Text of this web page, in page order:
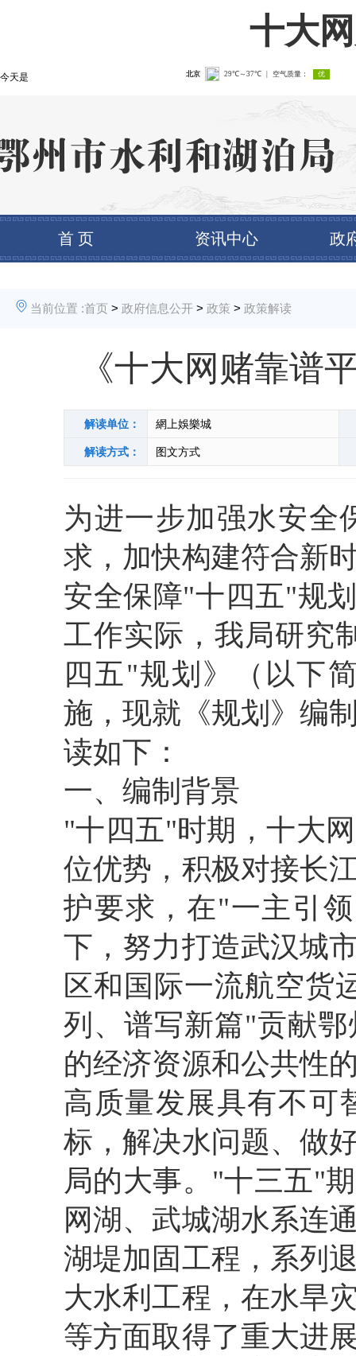
十大
今天是
首 页 资讯中心 政
当前位置 :首页 > 政府信息公开 > 政策 > 政策解读
《十大网赌靠谱
解读单位： 網上娛樂城
解读方式： 图文方式
为进一步加强水安全
求，加快构建符合新
安全保障"十四五"规
工作实际，我局研究
四五"规划》（以下
施，现就《规划》编
读如下：
一、编制背景
"十四五"时期，十大
位优势，积极对接长
护要求，在"一主引
下，努力打造武汉城
区和国际一流航空货
列、谱写新篇"贡献
的经济资源和公共性
高质量发展具有不可
标，解决水问题、做
局的大事。"十三五"
网湖、武城湖水系连
湖堤加固工程，系列
大水利工程，在水旱
等方面取得了重大进